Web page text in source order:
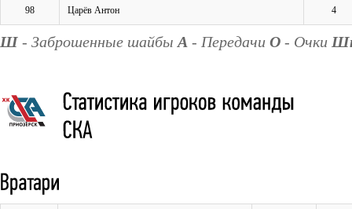
98 Царёв Антон 4
Ш - Заброшенные шайбы А - Передачи О - Очки